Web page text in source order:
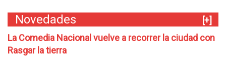
Novedades
[+]
La Comedia Nacional vuelve a recorrer la ciudad con
Rasgar la tierra